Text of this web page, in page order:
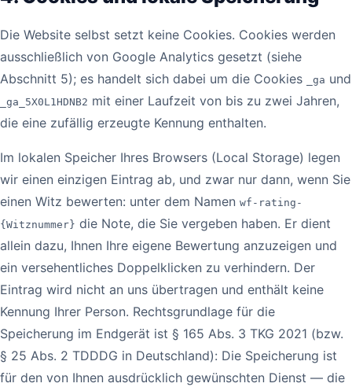
Die Website selbst setzt keine Cookies. Cookies werden
ausschließlich von Google Analytics gesetzt (siehe
Abschnitt 5); es handelt sich dabei um die Cookies
_ga und
_ga_5X0L1HDNB2 mit einer Laufzeit von bis zu zwei Jahren,
die eine zufällig erzeugte Kennung enthalten.
Im lokalen Speicher Ihres Browsers (Local Storage) legen
wir einen einzigen Eintrag ab, und zwar nur dann, wenn Sie
einen Witz bewerten: unter dem Namen wf-rating-
{Witznummer} die Note, die Sie vergeben haben. Er dient
allein dazu, Ihnen Ihre eigene Bewertung anzuzeigen und
ein versehentliches Doppelklicken zu verhindern. Der
Eintrag wird nicht an uns übertragen und enthält keine
Kennung Ihrer Person. Rechtsgrundlage für die
Speicherung im Endgerät ist § 165 Abs. 3 TKG 2021 (bzw.
§ 25 Abs. 2 TDDDG in Deutschland): Die Speicherung ist
für den von Ihnen ausdrücklich gewünschten Dienst — die